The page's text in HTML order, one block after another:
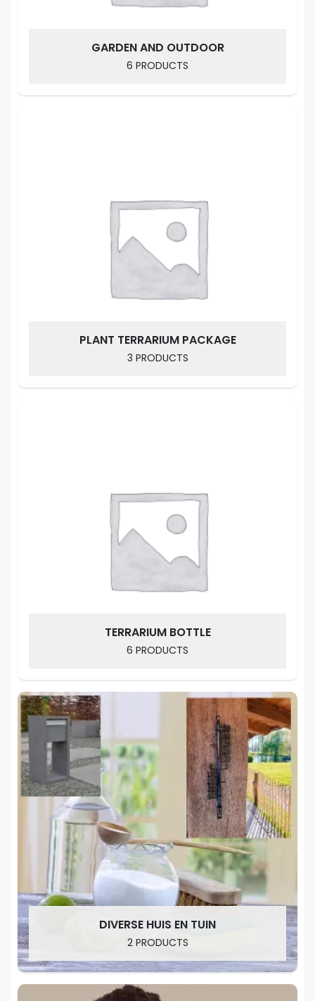
GARDEN AND OUTDOOR
6 PRODUCTS
PLANT TERRARIUM PACKAGE
3 PRODUCTS
TERRARIUM BOTTLE
6 PRODUCTS
DIVERSE HUIS EN TUIN
2 PRODUCTS